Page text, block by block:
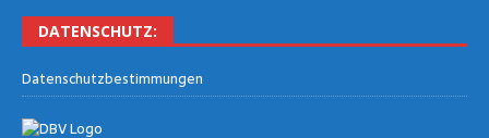
DATEN­SCHUTZ:
Daten­schutz­be­stim­mun­gen